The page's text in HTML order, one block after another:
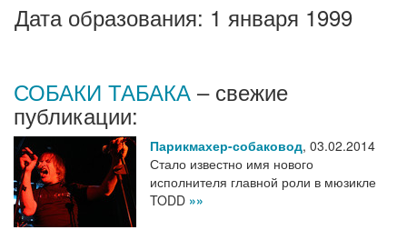
Дата образования: 1 января 1999
СОБАКИ ТАБАКА – свежие
публикации:
Парикмахер-собаковод, 03.02.2014
Стало известно имя нового
исполнителя главной роли в мюзикле
TODD »»